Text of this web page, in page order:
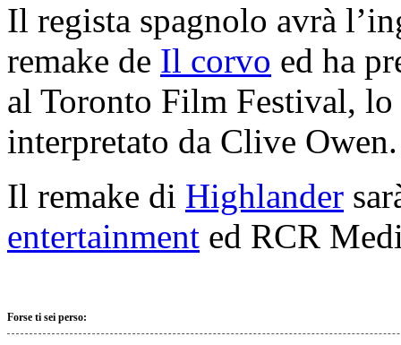
Il regista spagnolo avrà
remake de Il corvo ed ha
al Toronto Film Festival,
interpretato da Clive Owen.
Il remake di Highlander
entertainment ed RCR
Forse ti sei perso: